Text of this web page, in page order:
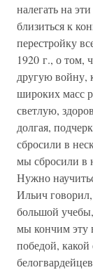
налегать на
близиться к
перестройку
1920 г., о том,
другую войну,
широких масс
светлую,
долгая,
сбросили в
мы сбросили в
Нужно
Ильич говорил,
большой
мы кончим эту
победой,